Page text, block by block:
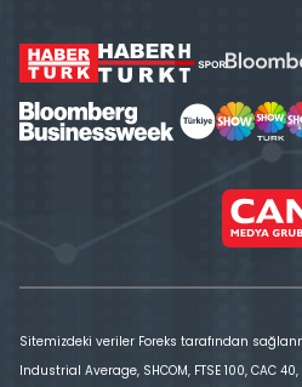
Sitemizdeki veriler Foreks tarafından
Industrial Average, SHCOM, FTSE 100, CAC